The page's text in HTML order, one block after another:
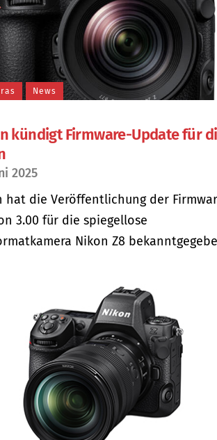
News
kündigt Firmware-Update für
2025
hat die Veröffentlichung der
3.00 für die spiegellose
Nikon Z8